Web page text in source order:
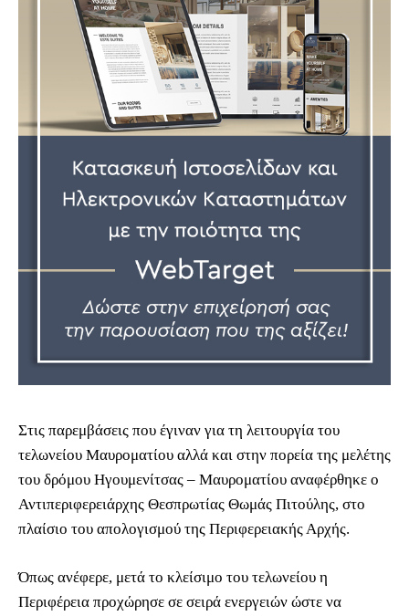
Στις παρεμβάσεις που έγιναν για τη λειτουργία του
τελωνείου Μαυροματίου αλλά και στην πορεία της μελέτης
του δρόμου Ηγουμενίτσας – Μαυροματίου αναφέρθηκε ο
Αντιπεριφερειάρχης Θεσπρωτίας Θωμάς Πιτούλης, στο
πλαίσιο του απολογισμού της Περιφερειακής Αρχής.
Όπως ανέφερε, μετά το κλείσιμο του τελωνείου η
Περιφέρεια προχώρησε σε σειρά ενεργειών ώστε να